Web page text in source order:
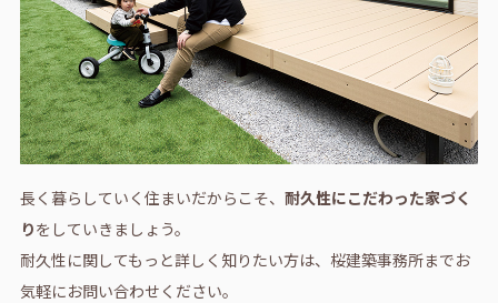
長く暮らしていく住まいだからこそ、 耐久性にこだわった家づく
りをしていきましょう。
耐久性に関してもっと詳しく知りたい方は、桜建築事務所までお
気軽にお問い合わせください。